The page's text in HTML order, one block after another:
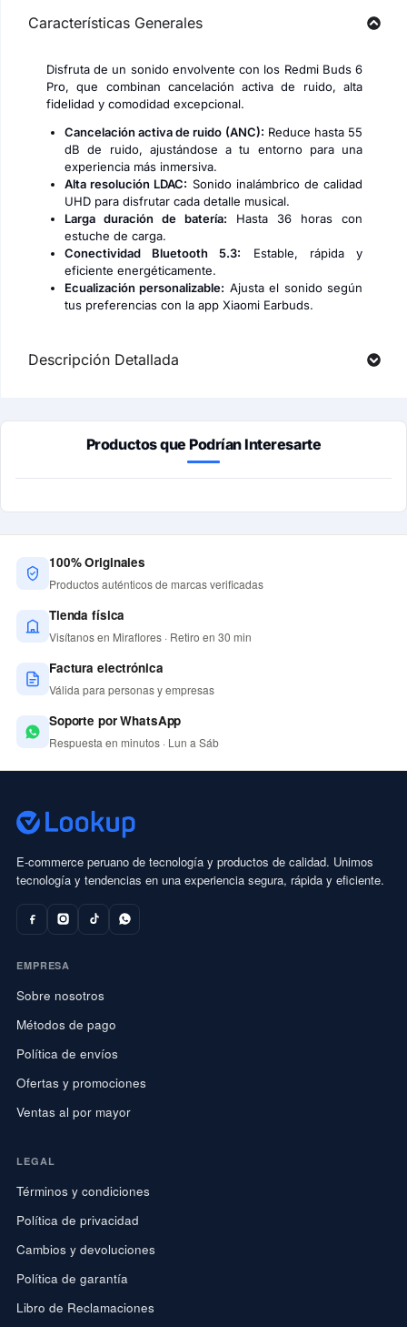
Características Generales
Disfruta de un sonido envolvente con los Redmi Buds 6
Pro, que combinan cancelación activa de ruido, alta
fidelidad y comodidad excepcional.
Cancelación activa de ruido (ANC): Reduce hasta 55
dB de ruido, ajustándose a tu entorno para una
experiencia más inmersiva.
Alta resolución LDAC: Sonido inalámbrico de calidad
UHD para disfrutar cada detalle musical.
Larga duración de batería: Hasta 36 horas con
estuche de carga.
Conectividad Bluetooth 5.3: Estable, rápida y
eficiente energéticamente.
Ecualización personalizable: Ajusta el sonido según
tus preferencias con la app Xiaomi Earbuds.
Descripción Detallada
Productos que Podrían Interesarte
100% Originales
Productos auténticos de marcas verificadas
Tienda física
Visítanos en Miraflores · Retiro en 30 min
Factura electrónica
Válida para personas y empresas
Soporte por WhatsApp
Respuesta en minutos · Lun a Sáb
E-commerce peruano de tecnología y productos de calidad. Unimos
tecnología y tendencias en una experiencia segura, rápida y eficiente.
EMPRESA
Sobre nosotros
Métodos de pago
Política de envíos
Ofertas y promociones
Ventas al por mayor
LEGAL
Términos y condiciones
Política de privacidad
Cambios y devoluciones
Política de garantía
Libro de Reclamaciones